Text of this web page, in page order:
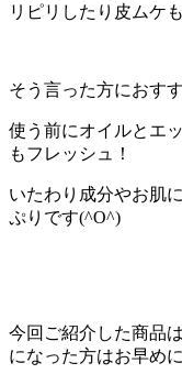
リピリしたり皮ムケ
そう言った方におす
使う前にオイルとエ
もフレッシュ！
いたわり成分やお肌
ぷりです(^O^)
今回ご紹介した商品
になった方はお早め